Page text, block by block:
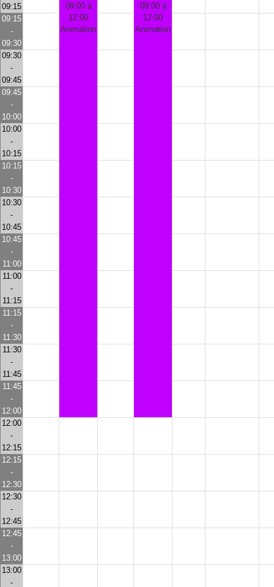
09:15
09:00 à
12:00
Animation
09:00 à
12:00
Animation
09:15
-
09:30
09:30
-
09:45
09:45
-
10:00
10:00
-
10:15
10:15
-
10:30
10:30
-
10:45
10:45
-
11:00
11:00
-
11:15
11:15
-
11:30
11:30
-
11:45
11:45
-
12:00
12:00
-
12:15
12:15
-
12:30
12:30
-
12:45
12:45
-
13:00
13:00
-